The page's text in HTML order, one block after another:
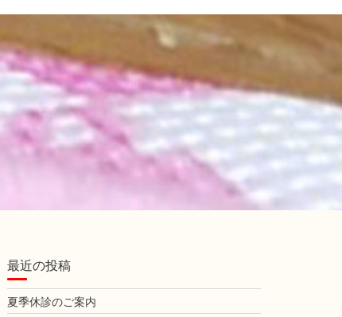
最近の投稿
夏季休診のご案内